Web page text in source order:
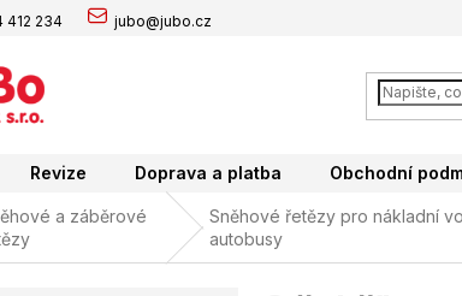
412 234 jubo@jubo.cz
Revize Doprava a platba Obchodní
a záběrové
Sněhové řetězy pro nákladní
autobusy